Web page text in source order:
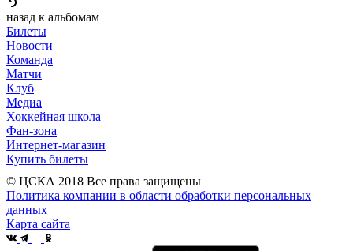
назад к альбомам
Билеты
Новости
Команда
Матчи
Клуб
Медиа
Хоккейная школа
Фан-зона
Интернет-магазин
Купить билеты
© ЦСКА 2018 Все права защищены
Политика компании в области обработки персональных
данных
Карта сайта